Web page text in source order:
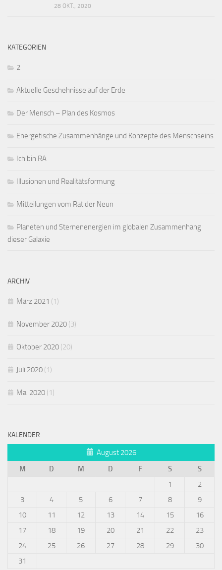
28 OKT., 2020
KATEGORIEN
2
Aktuelle Geschehnisse auf der Erde
Der Mensch – Plan des Kosmos
Energetische Zusammenhänge und Konzepte des Menschseins
Ich bin RA
Illusionen und Realitätsformung
Mitteilungen vom Rat der Neun
Planeten und Sternenenergien im globalen Zusammenhang
dieser Galaxie
ARCHIV
März 2021 (1)
November 2020 (3)
Oktober 2020 (20)
Juli 2020 (1)
Mai 2020 (1)
KALENDER
August 2026
M
D M D F S
S
1
2
3
4 5 6 7 8
9
10
11 12 13 14 15
16
17
18 19 20 21 22
23
24
25 26 27 28 29
30
31